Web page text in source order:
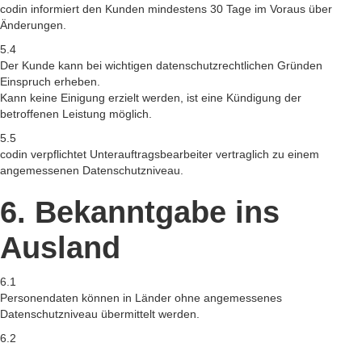
codin informiert den Kunden mindestens 30 Tage im Voraus über
Änderungen.
5.4
Der Kunde kann bei wichtigen datenschutzrechtlichen Gründen
Einspruch erheben.
Kann keine Einigung erzielt werden, ist eine Kündigung der
betroffenen Leistung möglich.
5.5
codin verpflichtet Unterauftragsbearbeiter vertraglich zu einem
angemessenen Datenschutzniveau.
6. Bekanntgabe ins
Ausland
6.1
Personendaten können in Länder ohne angemessenes
Datenschutzniveau übermittelt werden.
6.2